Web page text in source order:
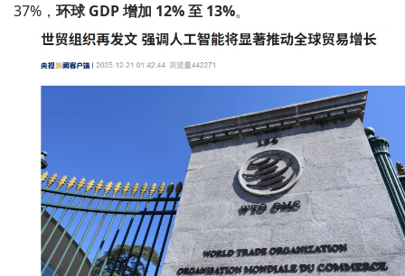
37%， 环球 GDP 增加 12% 至 13%。